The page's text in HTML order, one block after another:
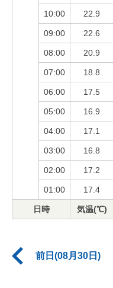
10:00 22.9
09:00 22.6
08:00 20.9
07:00 18.8
06:00 17.5
05:00 16.9
04:00 17.1
03:00 16.8
02:00 17.2
01:00 17.4
日時 気温(℃)
前日(08月30日)